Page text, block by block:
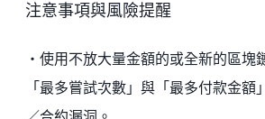
注意事項與風險提醒
・使用不放大量金額的或全新的區塊
「最多嘗試次數」與「最多付款金